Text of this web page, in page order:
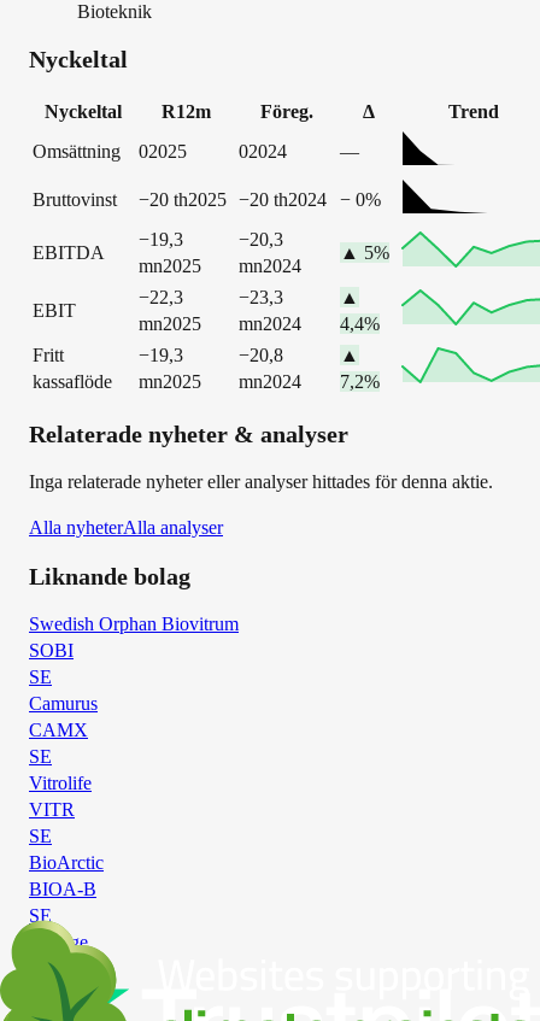
Bioteknik
Nyckeltal
Nyckeltal R12m Föreg. Δ
Trend
Omsättning
02025 02024 —
Bruttovinst −20 th2025 −20 th2024 − 0%
EBITDA
−19,3
mn2025
−20,3
mn2024
▲ 5%
EBIT
−22,3
mn2025
−23,3
mn2024
▲
4,4%
Fritt
kassaflöde
−19,3
mn2025
−20,8
mn2024
▲
7,2%
Relaterade nyheter & analyser
Inga relaterade nyheter eller analyser hittades för denna aktie.
Alla nyheterAlla analyser
Liknande bolag
Swedish Orphan Biovitrum
SOBI
SE
Camurus
CAMX
SE
Vitrolife
VITR
SE
BioArctic
BIOA-B
SE
Biotage
BIOT